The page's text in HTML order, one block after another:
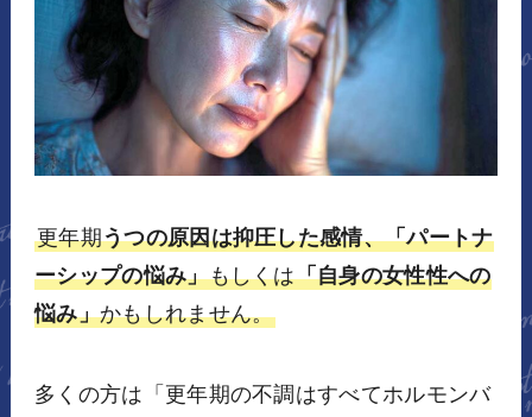
更年期うつの原因は抑圧した感情、「パートナ
ーシップの悩み」もしくは「自身の女性性への
悩み」かもしれません。
多くの方は「更年期の不調はすべてホルモンバ